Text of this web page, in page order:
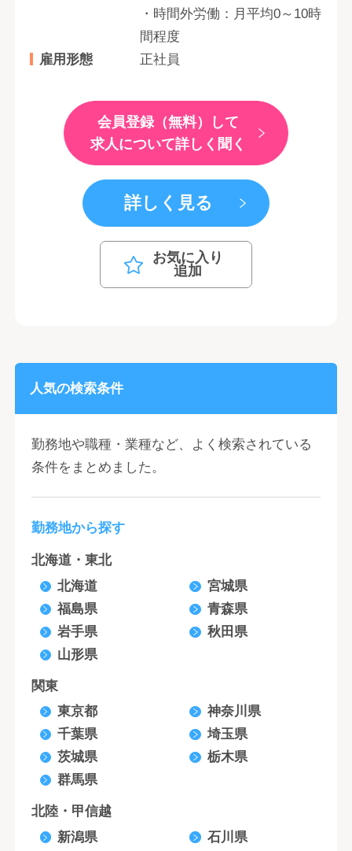
・時間外労働：月平均0～10時
間程度
雇用形態
正社員
会員登録（無料）して
求人について詳しく聞く
詳しく見る
お気に入り
追加
人気の検索条件
勤務地や職種・業種など、よく検索されている
条件をまとめました。
勤務地から探す
北海道・東北
北海道
宮城県
福島県
青森県
岩手県
秋田県
山形県
関東
東京都
神奈川県
千葉県
埼玉県
茨城県
栃木県
群馬県
北陸・甲信越
新潟県
石川県